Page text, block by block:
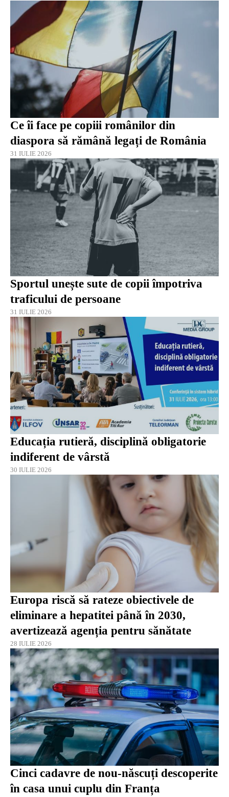
Ce îi face pe copiii românilor din
diaspora să rămână legați de România
31 IULIE 2026
Sportul unește sute de copii împotriva
traficului de persoane
31 IULIE 2026
Educația rutieră, disciplină obligatorie
indiferent de vârstă
30 IULIE 2026
Europa riscă să rateze obiectivele de
eliminare a hepatitei până în 2030,
avertizează agenția pentru sănătate
28 IULIE 2026
Cinci cadavre de nou-născuți descoperite
în casa unui cuplu din Franța